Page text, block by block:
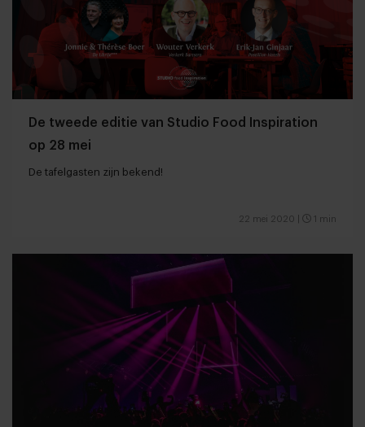
De tweede editie van Studio Food Inspiration
op 28 mei
De tafelgasten zijn bekend!
22 mei 2020 1 min